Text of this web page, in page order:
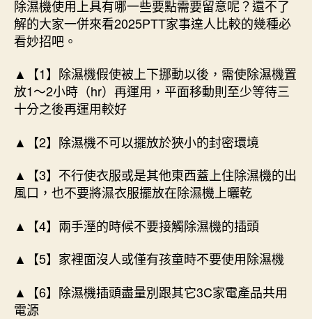
除濕機使用上具有哪一些要點需要留意呢？還不了
解的大家一併來看2025PTT家事達人比較的幾種必
看妙招吧。
▲【1】除濕機假使被上下挪動以後，需使除濕機置
放1～2小時（hr）再運用，平面移動則至少等待三
十分之後再運用較好
▲【2】除濕機不可以擺放於狹小的封密環境
▲【3】不行使衣服或是其他東西蓋上住除濕機的出
風口，也不要將濕衣服擺放在除濕機上曬乾
▲【4】兩手溼的時候不要接觸除濕機的插頭
▲【5】家裡面沒人或僅有孩童時不要使用除濕機
▲【6】除濕機插頭盡量別跟其它3C家電產品共用
電源